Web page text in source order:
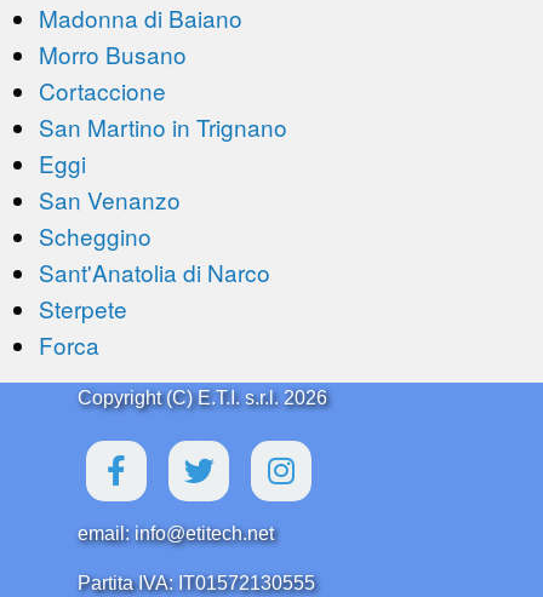
Madonna di Baiano
Morro Busano
Cortaccione
San Martino in Trignano
Eggi
San Venanzo
Scheggino
Sant'Anatolia di Narco
Sterpete
Forca
Copyright (C) E.T.I. s.r.l. 2026
email: info@etitech.net
Partita IVA: IT01572130555